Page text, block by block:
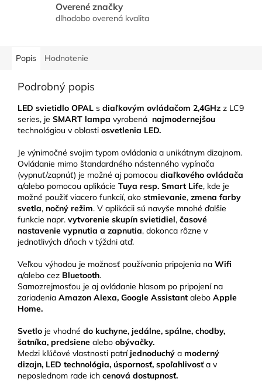
Overené značky
dlhodobo overená kvalita
Popis Hodnotenie
Podrobný popis
LED svietidlo OPAL s diaľkovým ovládačom 2,4GHz z LC9
series, je SMART lampa vyrobená najmodernejšou
technológiou v oblasti osvetlenia LED.
Je výnimočné svojim typom ovládania a unikátnym dizajnom.
Ovládanie mimo štandardného nástenného vypínača
(vypnuť/zapnúť) je možné aj pomocou diaľkového ovládača
a/alebo pomocou aplikácie Tuya resp. Smart Life, kde je
možné použiť viacero funkcií, ako stmievanie, zmena farby
svetla, nočný režim. V aplikácii sú navyše mnohé ďalšie
funkcie napr. vytvorenie skupín svietidiel, časové
nastavenie vypnutia a zapnutia, dokonca rôzne v
jednotlivých dňoch v týždni atď.
Veľkou výhodou je možnosť používania pripojenia na Wifi
a/alebo cez Bluetooth.
Samozrejmosťou je aj ovládanie hlasom po pripojení na
zariadenia Amazon Alexa, Google Assistant alebo Apple
Home.
Svetlo je vhodné do kuchyne, jedálne, spálne, chodby,
šatníka, predsiene alebo obývačky.
Medzi kľúčové vlastnosti patríjednoduchý a moderný
dizajn, LED technológia, úspornosť, spoľahlivosť a v
neposlednom rade ich cenová dostupnosť.